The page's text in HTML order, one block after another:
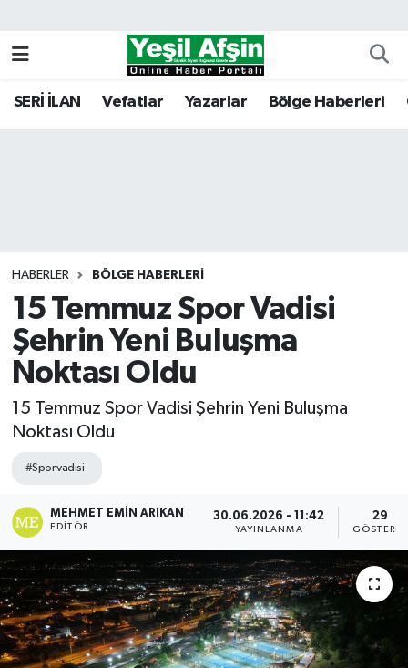
SERİ İLAN Vefatlar Yazarlar Bölge Haberleri
HABERLER BÖLGE HABERLERI
15 Temmuz Spor Vadisi
Şehrin Yeni Buluşma
Noktası Oldu
15 Temmuz Spor Vadisi Şehrin Yeni Buluşma
Noktası Oldu
#Spor vadisi
MEHMET EMIN ARIKAN
EDITÖR
30.06.2026 - 11:42
YAYINLANMA
29
GÖSTERIM
Kahramanmaraş Nöbetçi Eczaneler
Tüm Manşetler
Son Dakika Haberleri